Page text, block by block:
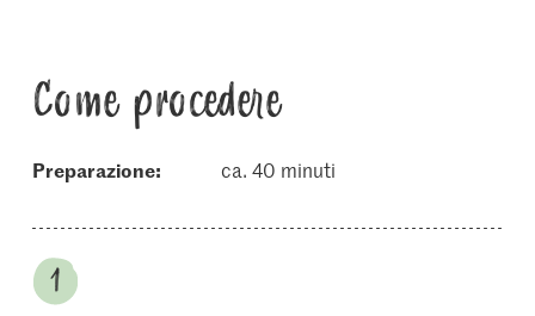
Come procedere
Preparazione: ca. 40 minuti